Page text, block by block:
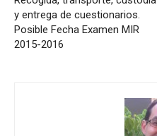
y entrega de cuestionarios.
Posible Fecha Examen MIR
2015-2016